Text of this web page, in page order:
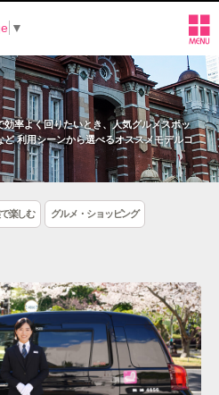
▼
率よく回りたいとき、人気グルメスポッ
ど利用シーンから選べるオススメモデルコ
楽しむ グルメ・ショッピング